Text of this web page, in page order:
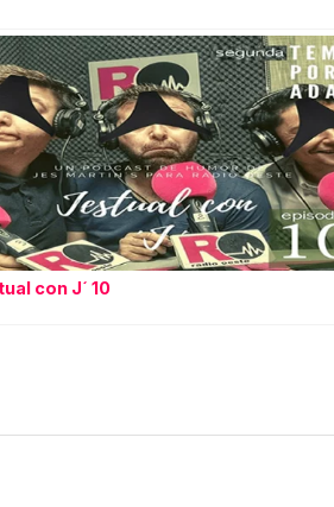
con J´ 10